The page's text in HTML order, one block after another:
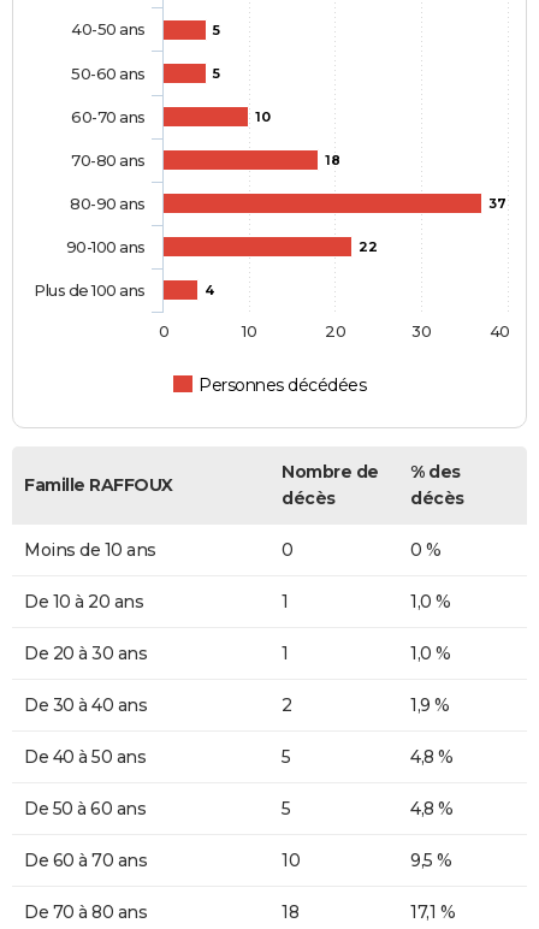
5
5
10
18
37
22
4
Personnes décédées
40-50 ans
50-60 ans
60-70 ans
70-80 ans
80-90 ans
90-100 ans
Plus de 100 ans
0 10 20 30 40
Famille RAFFOUX
Nombre de
décès
% des
décès
Moins de 10 ans 0 0 %
De 10 à 20 ans 1 1,0 %
De 20 à 30 ans 1 1,0 %
De 30 à 40 ans 2 1,9 %
De 40 à 50 ans 5 4,8 %
De 50 à 60 ans 5 4,8 %
De 60 à 70 ans 10 9,5 %
De 70 à 80 ans 18 17,1 %